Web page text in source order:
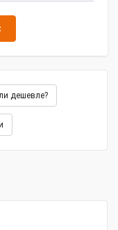
дешевле?